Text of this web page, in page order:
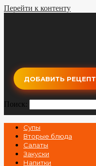
Перейти к контенту
ДОБАВИТЬ РЕЦЕПТ
Поиск:
Супы
Вторые блюда
Салаты
Закуски
Напитки